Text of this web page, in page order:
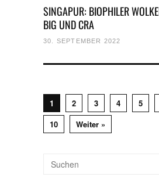
SINGAPUR: BIOPHILER
BIG UND CRA
30. SEPTEMBER 2022
1 2 3 4 5
10
Weiter »